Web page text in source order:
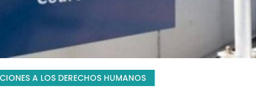
A LOS DERECHOS HUMANOS